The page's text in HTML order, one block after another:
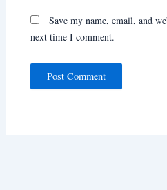
Save my name, email, and
next time I comment.